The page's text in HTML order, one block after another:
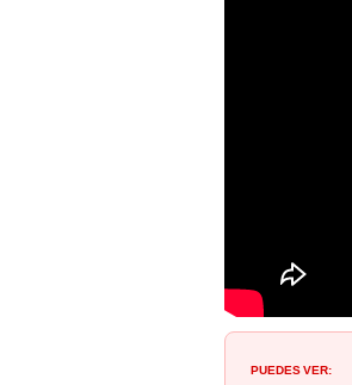
PUEDES VER: